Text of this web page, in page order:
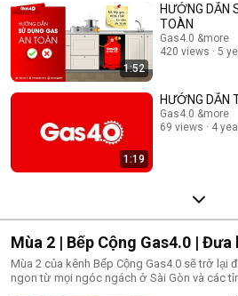
1:52
HƯỚNG DẪN
TOÀN
Gas4.0 &more
420 views
5
1:19
HƯỚNG DẪN
Gas4.0 &more
69 views
4
Mùa 2 | Bếp Cộng Gas4.0 | Đưa
ăn ngon
Mùa 2 của kênh Bếp Cộng Gas4.0 sẽ trở lại
ngon từ mọi ngóc ngách ở Sài Gòn và các